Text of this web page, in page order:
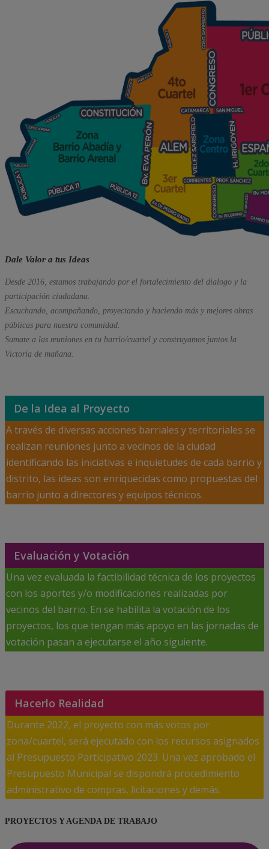
Dale Valor a tus Ideas
Desde 2016, estamos trabajando por el fortalecimiento del dialogo y la
participación ciudadana.
Escuchando, acompañando, proyectando y haciendo más y mejores obras
públicas para nuestra comunidad.
Sumate a las reuniones en tu barrio/cuartel y construyamos juntos la
Victoria de mañana.
De la Idea al Proyecto
A través de diversas acciones barriales y territoriales se
realizan reuniones junto a vecinos de la ciudad
identificando las iniciativas e inquietudes de cada barrio y
distrito, las ideas son enriquecidas como propuestas del
barrio junto a directores y equipos técnicos.
Evaluación y Votación
Una vez evaluada la factibilidad técnica de los proyectos
con los aportes y/o modificaciones realizadas por
vecinos del barrio. En se habilita la votación de los
proyectos, los que tengan más apoyo en las jornadas de
votación pasan a ejecutarse el año siguiente.
Hacerlo Realidad
Durante 2022, el proyecto con más votos por
zona/cuartel, será ejecutado con los recursos asignados
al Presupuesto Participativo 2023. Una vez aprobado el
Presupuesto Municipal se dispondrá procedimiento
administrativo de compras, licitaciones y demás.
PROYECTOS Y AGENDA DE TRABAJO